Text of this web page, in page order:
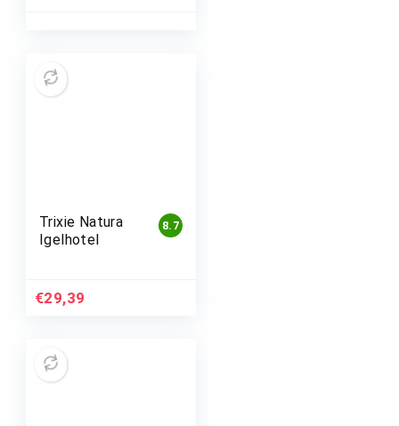
8.7
Trixie Natura
Igelhotel
€29,39